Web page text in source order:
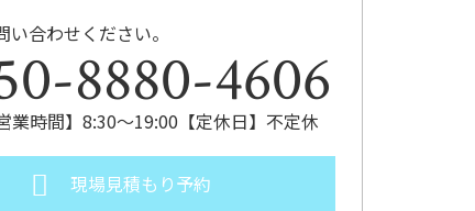
い合わせください。
8880-4606
営業時間】8:30～19:00【定休日】不定休
現場見積もり予約